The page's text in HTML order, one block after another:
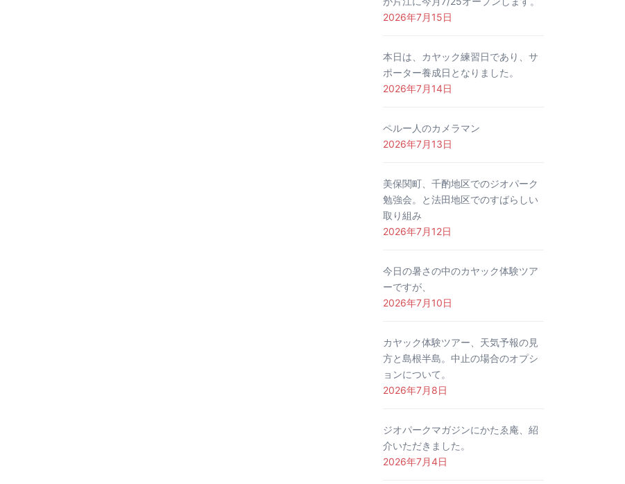
2026年7月15日
本日は、カヤック練習日であり、サ
ポーター養成日となりました。
2026年7月14日
ペルー人のカメラマン
2026年7月13日
美保関町、千酌地区でのジオパーク
勉強会。と法田地区でのすばらしい
取り組み
2026年7月12日
今日の暑さの中のカヤック体験ツア
ーですが、
2026年7月10日
カヤック体験ツアー、天気予報の見
方と島根半島。中止の場合のオプシ
ョンについて。
2026年7月8日
ジオパークマガジンにかたゑ庵、紹
介いただきました。
2026年7月4日